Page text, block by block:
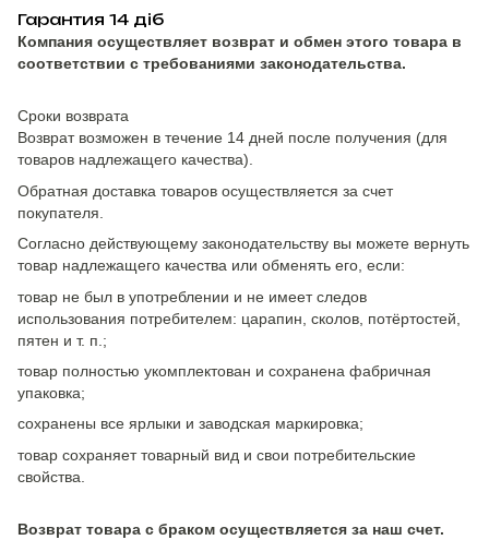
Гарантия 14 діб
Компания осуществляет возврат и обмен этого товара в
соответствии с требованиями законодательства.
Сроки возврата
Возврат возможен в течение 14 дней после получения (для
товаров надлежащего качества).
Обратная доставка товаров осуществляется за счет
покупателя.
Согласно действующему законодательству вы можете вернуть
товар надлежащего качества или обменять его, если:
товар не был в употреблении и не имеет следов
использования потребителем: царапин, сколов, потёртостей,
пятен и т. п.;
товар полностью укомплектован и сохранена фабричная
упаковка;
сохранены все ярлыки и заводская маркировка;
товар сохраняет товарный вид и свои потребительские
свойства.
Возврат товара с браком осуществляется за наш счет.